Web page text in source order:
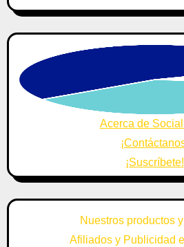
Acerca de
¡Suscríbete!
Nuestros productos
Afiliados y Publicidad